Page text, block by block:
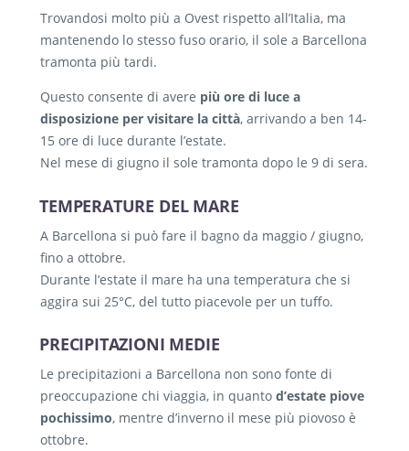
Trovandosi molto più a Ovest rispetto all’Italia, ma
mantenendo lo stesso fuso orario, il sole a Barcellona
tramonta più tardi.
Questo consente di avere più ore di luce a
disposizione per visitare la città, arrivando a ben 14-
15 ore di luce durante l’estate.
Nel mese di giugno il sole tramonta dopo le 9 di sera.
TEMPERATURE DEL MARE
A Barcellona si può fare il bagno da maggio / giugno,
fino a ottobre.
Durante l’estate il mare ha una temperatura che si
aggira sui 25°C, del tutto piacevole per un tuffo.
PRECIPITAZIONI MEDIE
Le precipitazioni a Barcellona non sono fonte di
preoccupazione chi viaggia, in quanto d’estate piove
pochissimo, mentre d’inverno il mese più piovoso è
ottobre.